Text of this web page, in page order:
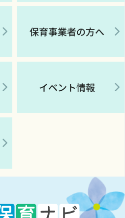
保育事業者の方へ
イベント情報